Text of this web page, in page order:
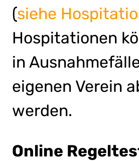
(siehe
Hospitationen
in
eigenen Verein
werden.
Online